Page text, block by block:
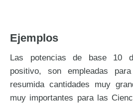
Ejemplos
Las potencias de base 10
positivo, son empleadas
resumida cantidades muy
muy importantes para las